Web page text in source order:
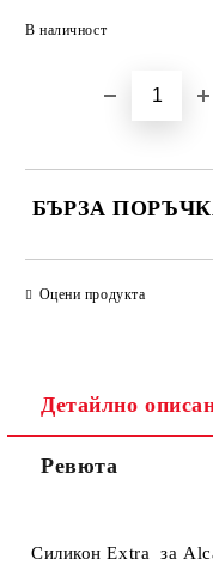
В наличност
БЪРЗА
Оцени продукта
Детайлно
Ревюта
Силикон Extra за